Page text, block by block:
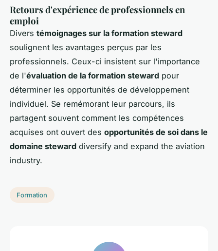
Retours d'expérience de professionnels en
emploi
Divers témoignages sur la formation steward
soulignent les avantages perçus par les
professionnels. Ceux-ci insistent sur l'importance
de l'évaluation de la formation steward pour
déterminer les opportunités de développement
individuel. Se remémorant leur parcours, ils
partagent souvent comment les compétences
acquises ont ouvert des opportunités de soi dans le
domaine steward diversify and expand the aviation
industry.
Formation